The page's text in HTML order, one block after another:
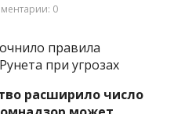
0
правила
при угрозах
расширило число